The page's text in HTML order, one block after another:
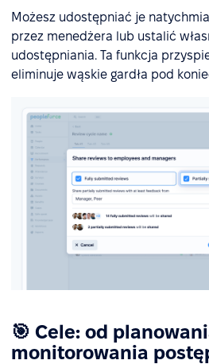
Możesz udostępniać je
przez menedżera lub ustalić
udostępniania. Ta funkcja
eliminuje wąskie gardła pod
🎯 Cele: od
monitorowania